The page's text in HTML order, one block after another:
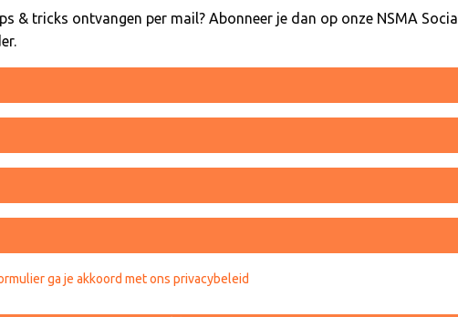
& tricks ontvangen per mail? Abonneer je dan op onze NSMA Social
ga je akkoord met ons privacybeleid